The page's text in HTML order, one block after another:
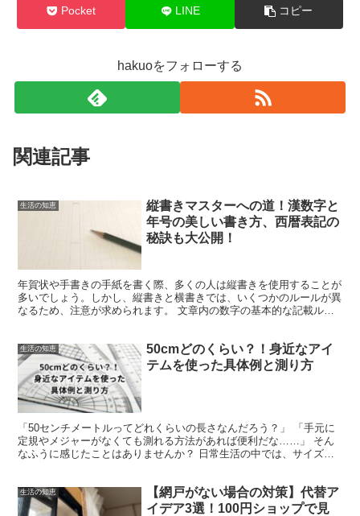
Pocket LINE コピー
hakuoをフォローする
関連記事
生活の知恵
縦書きマスターへの道！漢数字と
年号の美しい書き方、西暦表記の
秘訣も大公開！
年賀状や手書きの手紙を書く際、多くの人は縦書きを使用することが
多いでしょう。しかし、縦書きと横書きでは、いくつかのルールが異
なるため、注意が求められます。 文章内の数字の基本的な記載ルー
生活の知恵
50cmどのくらい？！身近なアイ
テムを使った具体例と測り方
「50センチメートルってどれくらいの長さなんだろう？」 「手元に
定規やメジャーがなくても測れる方法があれば便利だな……」 そん
なふうに感じたことはありませんか？ 日常生活の中では、サイズや
生活の知恵
【網戸がない場合の対策】代替ア
イデア3選！100円ショップで見